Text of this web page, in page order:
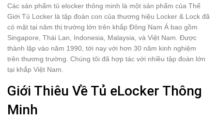
Các sản phẩm tủ elocker thông minh là một sản phẩm của Thế
Giới Tủ Locker là tập đoàn con của thương hiệu Locker & Lock đã
có mặt tại năm thị trường lớn trên khắp Đông Nam Á bao gồm
Singapore, Thái Lan, Indonesia, Malaysia, và Việt Nam. Được
thành lập vào năm 1990, tới nay với hơn 30 năm kinh nghiệm
trên thương trường. Chúng tôi đã hợp tác với nhiều tập đoàn lớn
tại khắp Việt Nam.
Giới Thiêu Về Tủ eLocker Thông
Minh